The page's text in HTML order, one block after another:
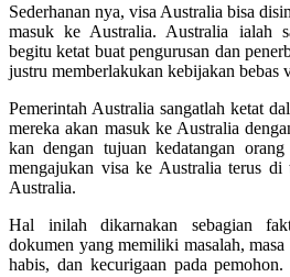
Sederhanan nya, visa Australia bisa
masuk ke Australia. Australia ialah
begitu ketat buat pengurusan dan
justru memberlakukan kebijakan bebas
Pemerintah Australia sangatlah ketat
mereka akan masuk ke Australia
kan dengan tujuan kedatangan
mengajukan visa ke Australia terus di
Australia.
Hal inilah dikarnakan sebagian
dokumen yang memiliki masalah,
habis, dan kecurigaan pada